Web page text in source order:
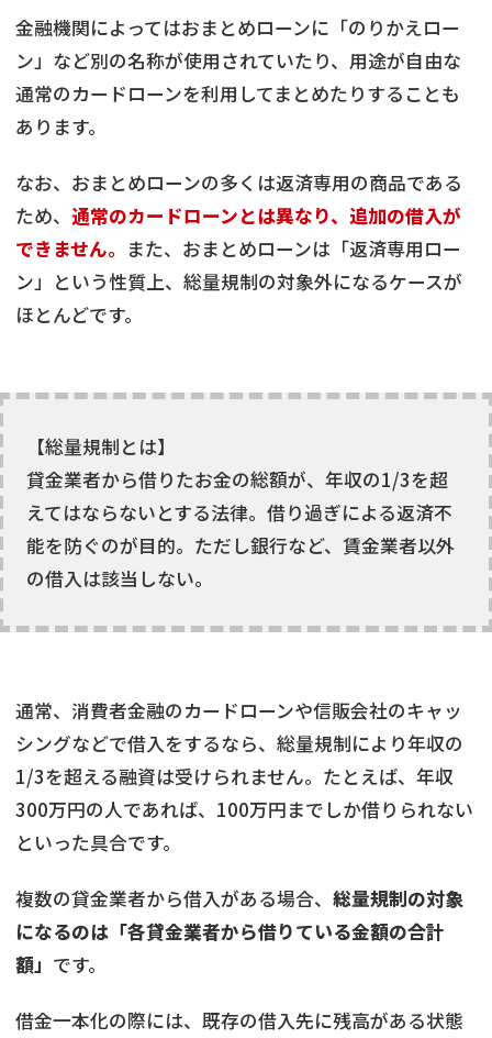
金融機関によってはおまとめローンに「のりかえロー
ン」など別の名称が使用されていたり、用途が自由な
通常のカードローンを利用してまとめたりすることも
あります。
なお、おまとめローンの多くは返済専用の商品である
ため、 通常のカードローンとは異なり、追加の借入が
できません。 また、おまとめローンは「返済専用ロー
ン」という性質上、総量規制の対象外になるケースが
ほとんどです。
【総量規制とは】
貸金業者から借りたお金の総額が、年収の1/3を超
えてはならないとする法律。借り過ぎによる返済不
能を防ぐのが目的。ただし銀行など、賃金業者以外
の借入は該当しない。
通常、消費者金融のカードローンや信販会社のキャッ
シングなどで借入をするなら、総量規制により年収の
1/3を超える融資は受けられません。たとえば、年収
300万円の人であれば、100万円までしか借りられない
といった具合です。
複数の貸金業者から借入がある場合、 総量規制の対象
になるのは「各貸金業者から借りている金額の合計
額」 です。
借金一本化の際には、既存の借入先に残高がある状態